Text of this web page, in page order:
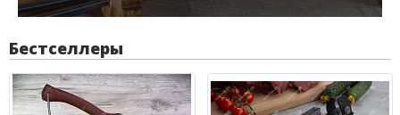
Бестселлеры